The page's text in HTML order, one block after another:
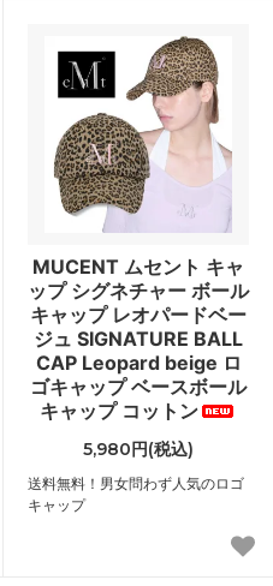
MUCENT ムセント キャ
ップ シグネチャー ボール
キャップ レオパードベー
ジュ SIGNATURE BALL
CAP Leopard beige ロ
ゴキャップ ベースボール
キャップ コットン
5,980円(税込)
送料無料！男女問わず人気のロゴ
キャップ